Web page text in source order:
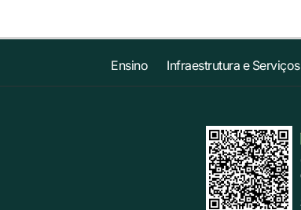
Ensino Infraestrutura e Serviços